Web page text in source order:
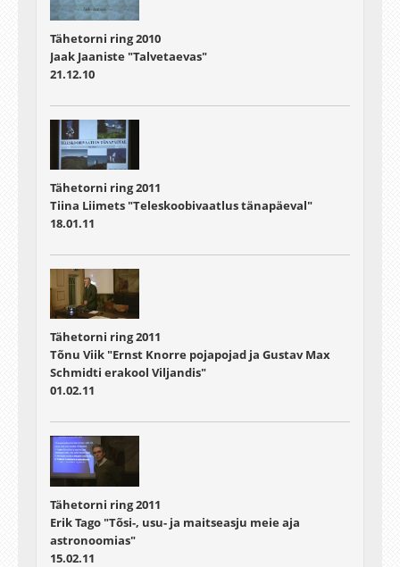
Tähetorni ring 2010
Jaak Jaaniste "Talvetaevas"
21.12.10
Tähetorni ring 2011
Tiina Liimets "Teleskoobivaatlus tänapäeval"
18.01.11
Tähetorni ring 2011
Tõnu Viik "Ernst Knorre pojapojad ja Gustav Max
Schmidti erakool Viljandis"
01.02.11
Tähetorni ring 2011
Erik Tago "Tõsi-, usu- ja maitseasju meie aja
astronoomias"
15.02.11